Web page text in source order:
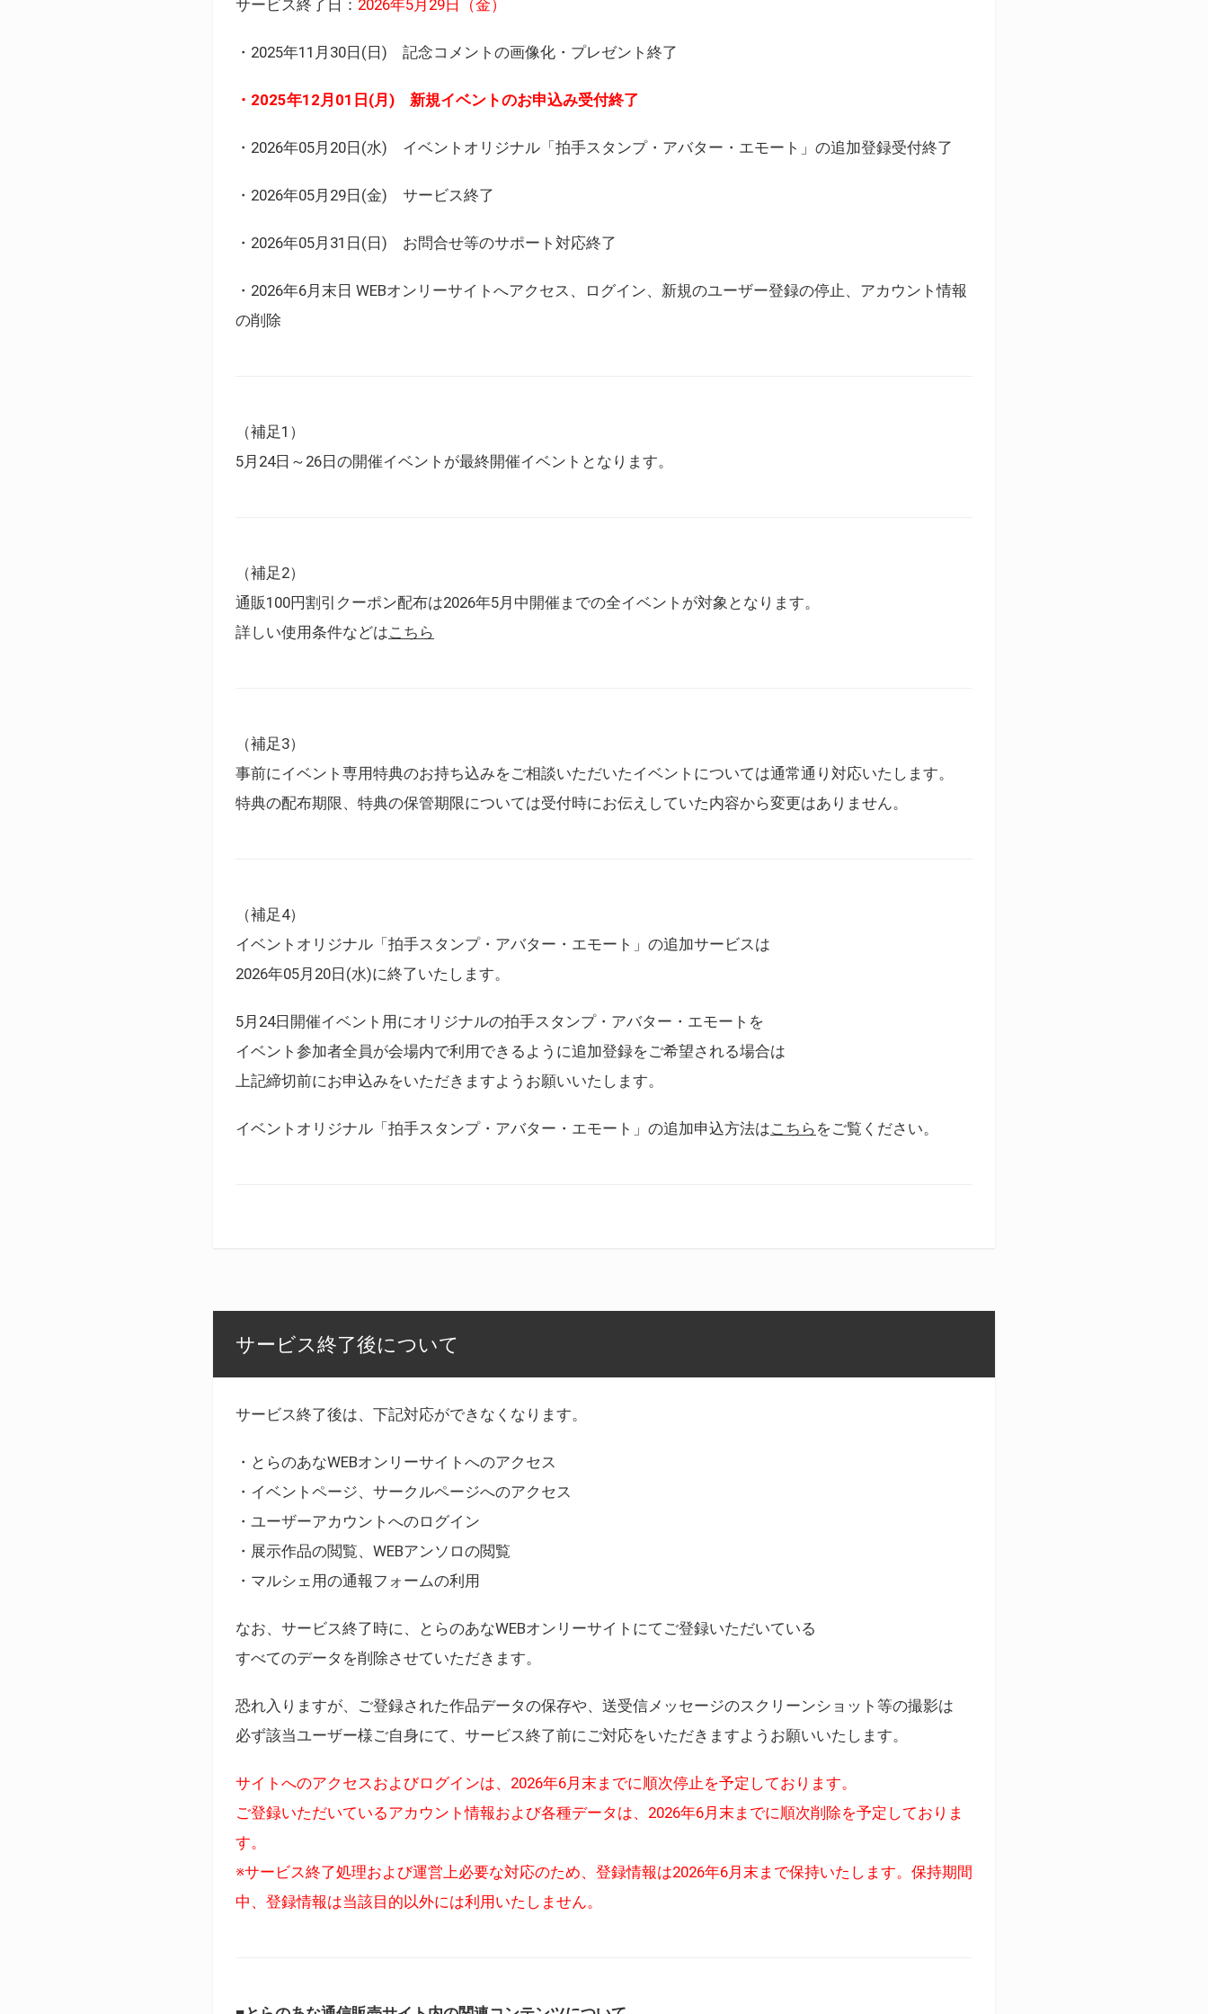
サービス終了日： 2026年5月29日（金）
・2025年11月30日(日) 記念コメントの画像化・プレゼント終了
・2025年12月01日(月) 新規イベントのお申込み受付終了
・2026年05月20日(水) イベントオリジナル「拍手スタンプ・アバター・エモート」の追加登録受付終了
・2026年05月29日(金) サービス終了
・2026年05月31日(日) お問合せ等のサポート対応終了
・2026年6月末日 WEBオンリーサイトへアクセス、ログイン、新規のユーザー登録の停止、アカウント情報
の削除
（補足1）
5月24日～26日の開催イベントが最終開催イベントとなります。
（補足2）
通販100円割引クーポン配布は2026年5月中開催までの全イベントが対象となります。
詳しい使用条件などはこちら
（補足3）
事前にイベント専用特典のお持ち込みをご相談いただいたイベントについては通常通り対応いたします。
特典の配布期限、特典の保管期限については受付時にお伝えしていた内容から変更はありません。
（補足4）
イベントオリジナル「拍手スタンプ・アバター・エモート」の追加サービスは
2026年05月20日(水)に終了いたします。
5月24日開催イベント用にオリジナルの拍手スタンプ・アバター・エモートを
イベント参加者全員が会場内で利用できるように追加登録をご希望される場合は
上記締切前にお申込みをいただきますようお願いいたします。
イベントオリジナル「拍手スタンプ・アバター・エモート」の追加申込方法はこちら をご覧ください。
サービス終了後について
サービス終了後は、下記対応ができなくなります。
・とらのあなWEBオンリーサイトへのアクセス
・イベントページ、サークルページへのアクセス
・ユーザーアカウントへのログイン
・展示作品の閲覧、WEBアンソロの閲覧
・マルシェ用の通報フォームの利用
なお、サービス終了時に、とらのあなWEBオンリーサイトにてご登録いただいている
すべてのデータを削除させていただきます。
恐れ入りますが、ご登録された作品データの保存や、送受信メッセージのスクリーンショット等の撮影は
必ず該当ユーザー様ご自身にて、サービス終了前にご対応をいただきますようお願いいたします。
サイトへのアクセスおよびログインは、2026年6月末までに順次停止を予定しております。
ご登録いただいているアカウント情報および各種データは、2026年6月末までに順次削除を予定しておりま
す。
※サービス終了処理および運営上必要な対応のため、登録情報は2026年6月末まで保持いたします。保持期間
中、登録情報は当該目的以外には利用いたしません。